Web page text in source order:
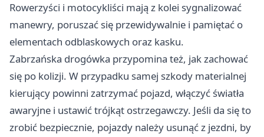
Rowerzyści i motocykliści mają z kolei sygnalizować
manewry, poruszać się przewidywalnie i pamiętać o
elementach odblaskowych oraz kasku.
Zabrzańska drogówka przypomina też, jak zachować
się po kolizji. W przypadku samej szkody materialnej
kierujący powinni zatrzymać pojazd, włączyć światła
awaryjne i ustawić trójkąt ostrzegawczy. Jeśli da się to
zrobić bezpiecznie, pojazdy należy usunąć z jezdni, by